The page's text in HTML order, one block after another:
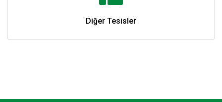
Diğer Tesisler